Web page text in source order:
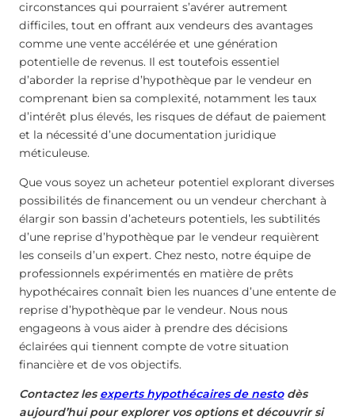
circonstances qui pourraient s’avérer autrement
difficiles, tout en offrant aux vendeurs des avantages
comme une vente accélérée et une génération
potentielle de revenus. Il est toutefois essentiel
d’aborder la reprise d’hypothèque par le vendeur en
comprenant bien sa complexité, notamment les taux
d’intérêt plus élevés, les risques de défaut de paiement
et la nécessité d’une documentation juridique
méticuleuse.
Que vous soyez un acheteur potentiel explorant diverses
possibilités de financement ou un vendeur cherchant à
élargir son bassin d’acheteurs potentiels, les subtilités
d’une reprise d’hypothèque par le vendeur requièrent
les conseils d’un expert. Chez nesto, notre équipe de
professionnels expérimentés en matière de prêts
hypothécaires connaît bien les nuances d’une entente de
reprise d’hypothèque par le vendeur. Nous nous
engageons à vous aider à prendre des décisions
éclairées qui tiennent compte de votre situation
financière et de vos objectifs.
Contactez les experts hypothécaires de nestodès
aujourd’hui pour explorer vos options et découvrir si